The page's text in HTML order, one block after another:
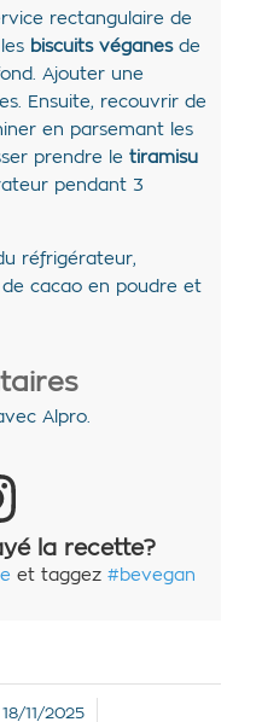
rectangulaire de
biscuits véganesde
Ajouter une
Ensuite, recouvrir de
en parsemant les
prendre le tiramisu
pendant 3
réfrigérateur,
cacao en poudre et
Alpro.
la recette?
et taggez#bevegan
18/11/2025
/